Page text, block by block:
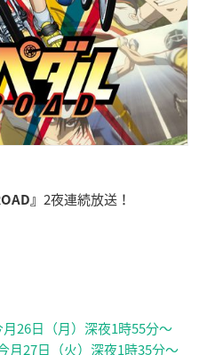
』 2夜連続放送！
26日（月）深夜1時55分～
月27日（火）深夜1時35分～